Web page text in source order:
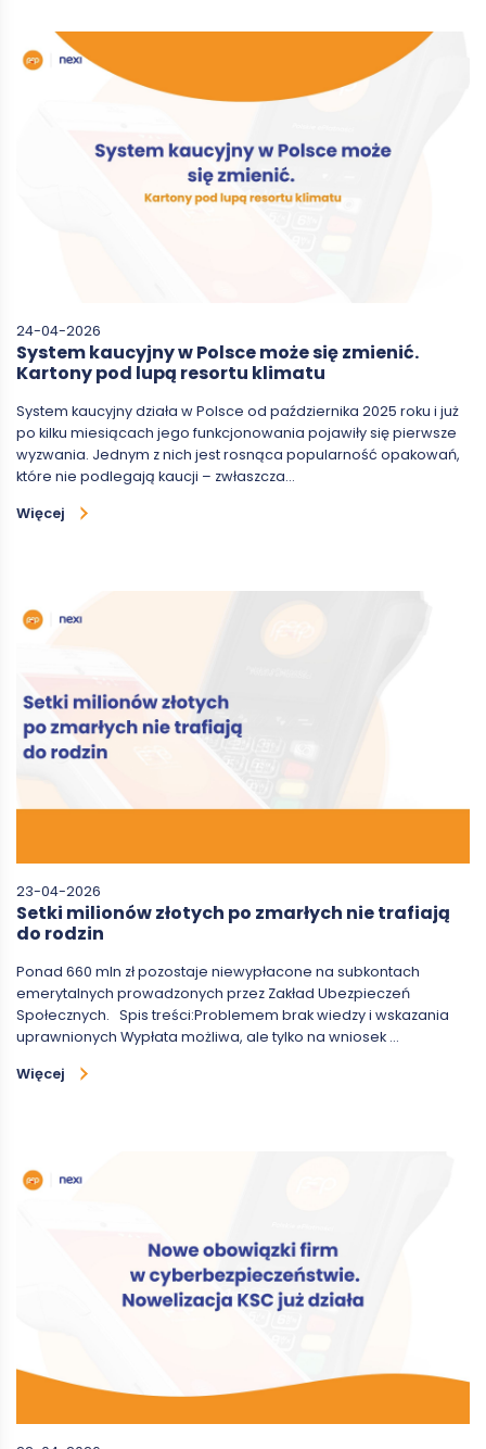
24-04-2026
System kaucyjny w Polsce może się zmienić.
Kartony pod lupą resortu klimatu
System kaucyjny działa w Polsce od października 2025 roku i już
po kilku miesiącach jego funkcjonowania pojawiły się pierwsze
wyzwania. Jednym z nich jest rosnąca popularność opakowań,
które nie podlegają kaucji – zwłaszcza…
Więcej
23-04-2026
Setki milionów złotych po zmarłych nie trafiają
do rodzin
Ponad 660 mln zł pozostaje niewypłacone na subkontach
emerytalnych prowadzonych przez Zakład Ubezpieczeń
Społecznych. Spis treści:Problemem brak wiedzy i wskazania
uprawnionych Wypłata możliwa, ale tylko na wniosek …
Więcej